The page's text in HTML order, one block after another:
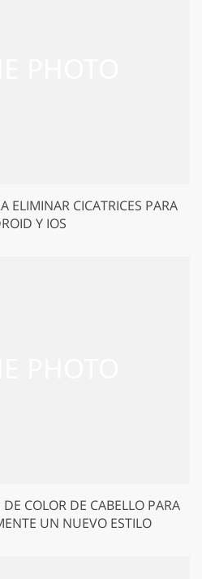
ELIMINAR CICATRICES PARA
Y IOS
COLOR DE CABELLO PARA
UN NUEVO ESTILO